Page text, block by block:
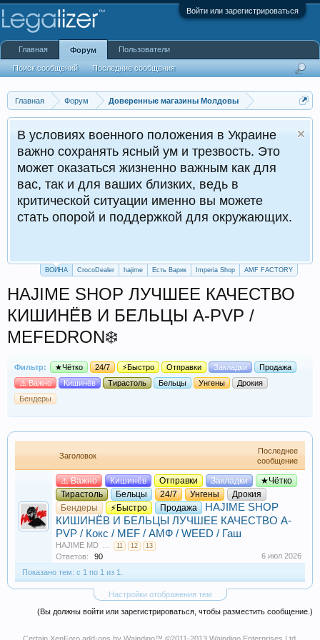
Войти или зарегистрироваться
Главная Форум Доверенные магазины Молдовы
В условиях военного положения в Украине
важно сохранять ясный ум и трезвость. Это
может оказаться жизненно важным как для
вас, так и для ваших близких, ведь в
критической ситуации именно вы можете
стать опорой и поддержкой для окружающих.
ВОЙНА CrocoDealer hajime Есть Варик Imperia Shop AMF FACTORY
HAJIME SHOP ЛУЧШЕЕ КАЧЕСТВО
КИШИНЁВ И БЕЛЬЦЫ A-PVP /
MEFEDRON❄️
Фильтр: ★Чётко 24/7 ⚡Быстро Отправки Закладки
Продажа
⚠️ Важно
Кишинёв Тирастоль Бельцы Унгены
Дрокия
Бендеры
Заголовок
Последнее
сообщение
⚠️ Важно Кишинёв Отправки Закладки
★Чётко
Тирастоль
Бельцы 24/7 Унгены
Дрокия
Бендеры
⚡Быстро Продажа
HAJIME SHOP
КИШИНЁВ И БЕЛЬЦЫ ЛУЧШЕЕ КАЧЕСТВО A-
PVP / Кокс / MEF / АМФ / WEED / Гаш
HAJIME MD ... 11 12 13
Ответов: 90
6 июл 2026
Показано тем: с 1 по 1 из 1.
Настройки отображения тем
(Вы должны войти или зарегистрироваться, чтобы разместить сообщение.)
Главная Форум
Поиск сообщений Последние сообщения
Пользователи